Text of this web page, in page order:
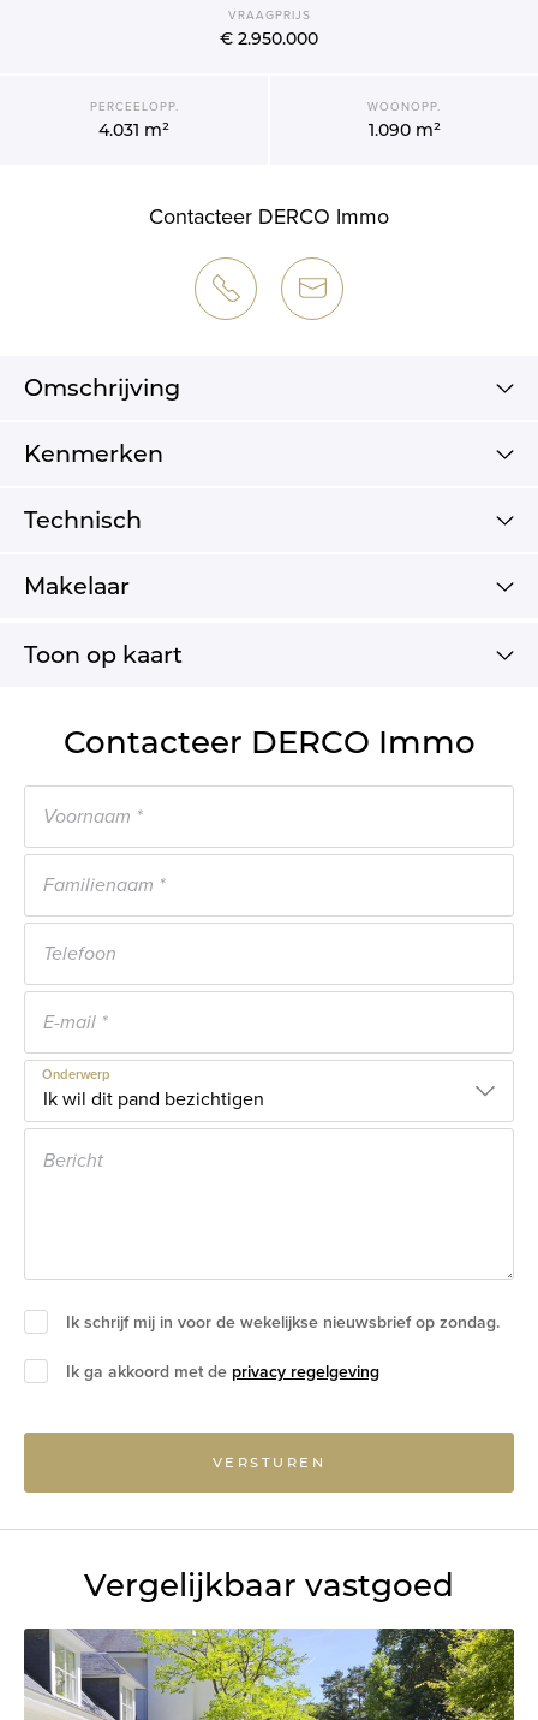
VRAAGPRIJS
€ 2.950.000
PERCEELOPP.
4.031 m²
WOONOPP.
1.090 m²
Contacteer DERCO Immo
Omschrijving
Kenmerken
Technisch
Makelaar
Toon op kaart
Contacteer DERCO Immo
Onderwerp
Ik schrijf mij in voor de wekelijkse nieuwsbrief op zondag.
Ik ga akkoord met de privacy regelgeving
VERSTUREN
Vergelijkbaar vastgoed